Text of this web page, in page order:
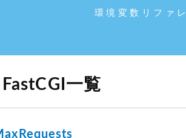
環境変数リファ
FastCGI一覧